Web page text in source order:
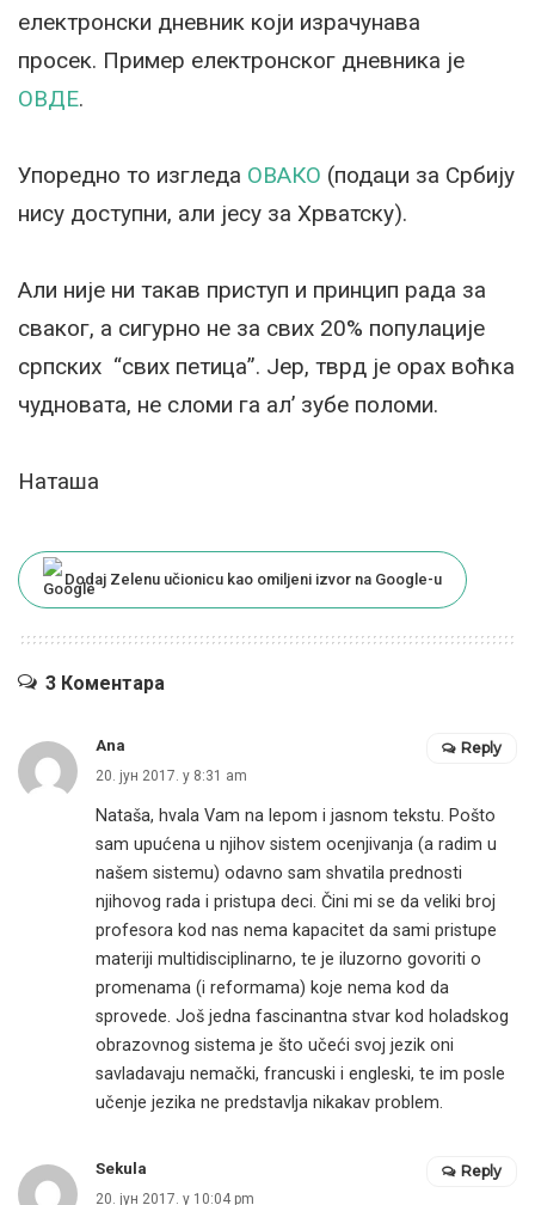
електронски дневник који израчунава
просек. Пример електронског дневника је
ОВДЕ.
Упоредно то изгледа ОВАКО (подаци за Србију
нису доступни, али јесу за Хрватску).
Али није ни такав приступ и принцип рада за
сваког, а сигурно не за свих 20% популације
српских “свих петица”. Јер, тврд је орах воћка
чудновата, не сломи га ал’ зубе поломи.
Наташа
Dodaj Zelenu učionicu kao omiljeni izvor na Google-u
3 Коментара
Ana
20. јун 2017. у 8:31 am
Nataša, hvala Vam na lepom i jasnom tekstu. Pošto
sam upućena u njihov sistem ocenjivanja (a radim u
našem sistemu) odavno sam shvatila prednosti
njihovog rada i pristupa deci. Čini mi se da veliki broj
profesora kod nas nema kapacitet da sami pristupe
materiji multidisciplinarno, te je iluzorno govoriti o
promenama (i reformama) koje nema kod da
sprovede. Još jedna fascinantna stvar kod holadskog
obrazovnog sistema je što učeći svoj jezik oni
savladavaju nemački, francuski i engleski, te im posle
učenje jezika ne predstavlja nikakav problem.
Reply
Sekula
20. јун 2017. у 10:04 pm
Reply